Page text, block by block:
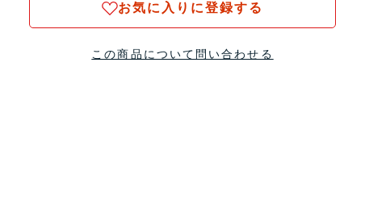
お気に入りに登録する
この商品について問い合わせる